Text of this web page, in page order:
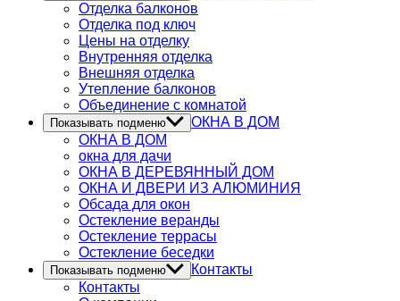
Отделка балконов
Отделка под ключ
Цены на отделку
Внутренняя отделка
Внешняя отделка
Утепление балконов
Объединение с комнатой
Показывать подменю
ОКНА В ДОМ
ОКНА В ДОМ
окна для дачи
ОКНА В ДЕРЕВЯННЫЙ ДОМ
ОКНА И ДВЕРИ ИЗ АЛЮМИНИЯ
Обсада для окон
Остекление веранды
Остекление террасы
Остекление беседки
Показывать подменю
Контакты
Контакты